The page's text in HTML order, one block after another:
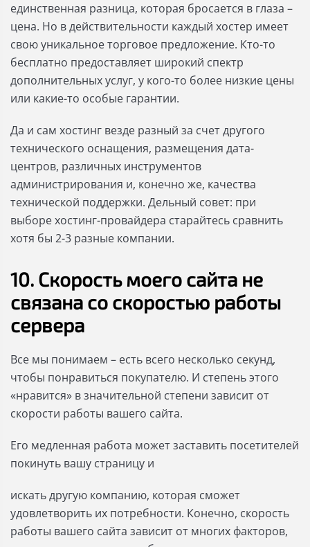
единственная разница, которая бросается в глаза –
цена. Но в действительности каждый хостер имеет
свою уникальное торговое предложение. Кто-то
бесплатно предоставляет широкий спектр
дополнительных услуг, у кого-то более низкие цены
или какие-то особые гарантии.
Да и сам хостинг везде разный за счет другого
технического оснащения, размещения дата-
центров, различных инструментов
администрирования и, конечно же, качества
технической поддержки. Дельный совет: при
выборе хостинг-провайдера старайтесь сравнить
хотя бы 2-3 разные компании.
10. Скорость моего сайта не
связана со скоростью работы
сервера
Все мы понимаем – есть всего несколько секунд,
чтобы понравиться покупателю. И степень этого
«нравится» в значительной степени зависит от
скорости работы вашего сайта.
Его медленная работа может заставить посетителей
покинуть вашу страницу и
искать другую компанию, которая сможет
удовлетворить их потребности. Конечно, скорость
работы вашего сайта зависит от многих факторов,